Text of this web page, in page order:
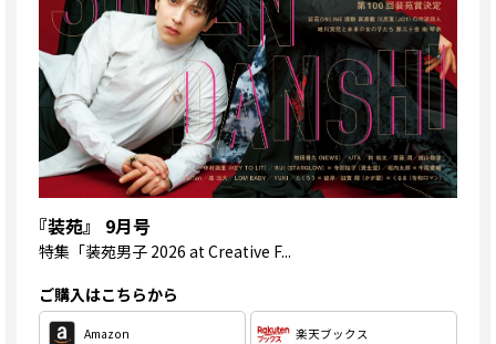
『装苑』 9月号
特集 「装苑男子 2026 at Creative F...
ご購入はこちらから
Amazon 楽天ブックス